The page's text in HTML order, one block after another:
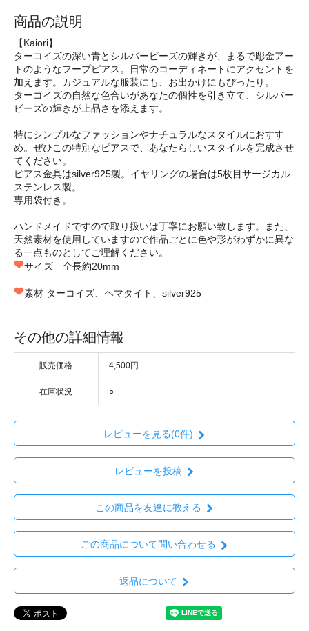
商品の説明
【Kaiori】
ターコイズの深い青とシルバービーズの輝きが、まるで彫金アー
トのようなフープピアス。日常のコーディネートにアクセントを
加えます。カジュアルな服装にも、お出かけにもぴったり。
ターコイズの自然な色合いがあなたの個性を引き立て、シルバー
ビーズの輝きが上品さを添えます。
特にシンプルなファッションやナチュラルなスタイルにおすす
め。ぜひこの特別なピアスで、あなたらしいスタイルを完成させ
てください。
ピアス金具はsilver925製。イヤリングの場合は5枚目サージカル
ステンレス製。
専用袋付き。
ハンドメイドですので取り扱いは丁寧にお願い致します。また、
天然素材を使用していますので作品ごとに色や形がわずかに異な
る一点ものとしてご理解ください。
サイズ 全長約20mm
素材 ターコイズ、ヘマタイト、silver925
その他の詳細情報
販売価格 4,500円
在庫状況 ○
レビューを見る(0件)
レビューを投稿
この商品を友達に教える
この商品について問い合わせる
返品について